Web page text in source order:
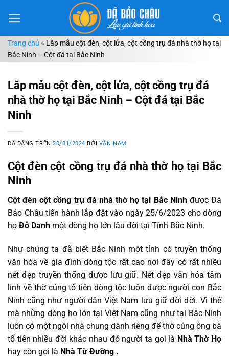
đến
dungTrang chủ » Lăp mẫu cột đèn, cột lửa, cột cồng trụ đá nhà thờ họ tại
Bắc Ninh – Cột đá tại Bắc Ninh
Lăp mẫu cột đèn, cột lửa, cột cồng trụ đá
nhà thờ họ tại Bắc Ninh – Cột đá tại Bắc
Ninh
ĐÃ ĐĂNG TRÊN20/01/2024 BỞI VĂN NAM
Cột đèn cột cồng trụ đá nhà thờ họ tại Bắc
Ninh
Cột đèn cột cồng trụ đá nhà thờ họ tại Bắc Ninh được Đá
Bảo Châu tiến hành lắp đặt vào ngày 25/6/2023 cho dòng
họ Đỗ Danh một dòng họ lớn lâu đời tại Tỉnh Bắc Ninh.
Như chúng ta đã biết Bắc Ninh một tỉnh có truyền thống
văn hóa về gia đình dòng tộc rất cao nơi đây có rất nhiều
nét đẹp truyền thống được lưu giữ. Nét đẹp văn hóa tâm
linh về thờ cúng tổ tiên dòng tộc luôn được người con Bắc
Ninh cũng như người dân Việt Nam lưu giữ đời đời. Vì thế
mà những dòng họ lớn tại Việt Nam cũng như tại Bắc Ninh
luôn có một ngôi nhà chung dành riêng để thờ cúng ông bà
tổ tiên nhiều đời khác nhau đó người ta gọi là Nhà Thờ Họ
hay còn gọi là Nhà Từ Đường .